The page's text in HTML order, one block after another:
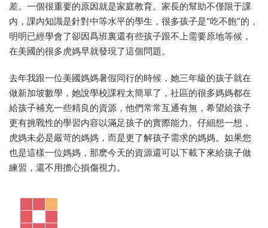
差。一個很重要的原因就是家庭教育。家長的幫助不僅限于課
内，課内知識是針對中等水平的學生，很多孩子是“吃不飽”的，
明明已經學會了卻因爲班裏還有些孩子跟不上需要原地等候，
在美國的很多虎媽早就發現了這個問題。
去年我跟一位美國媽媽暑假同行的時候，她三年級的孩子就在
做新加坡數學，她說學校課程太簡單了，社區的很多媽媽都在
給孩子補充一些精良的資源，他們常常互通有無，希望給孩子
更有挑戰性的學習内容以滿足孩子的實際能力。仔細想一想，
虎媽未必是嚴苛的媽媽，而是更了解孩子需求的媽媽。如果您
也是這樣一位媽媽，那麽今天的資源還可以下載下來給孩子做
練習，還不用擔心損傷視力。